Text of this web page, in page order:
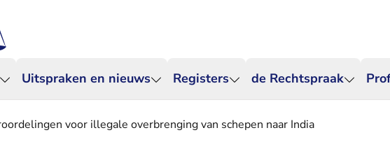
Uitspraken en nieuws Registers de Rechtspraak
voor illegale overbrenging van schepen naar India